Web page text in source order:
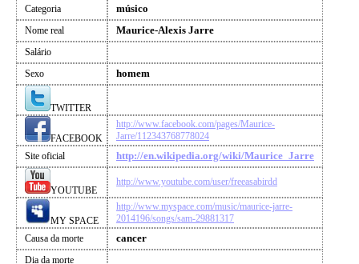
Categoria músico
Nome real Maurice-Alexis Jarre
Salário
Sexo
homem
TWITTER
FACEBOOK
http://www.facebook.com/pages/Maurice-
Jarre/112343768778024
Site oficial
http://en.wikipedia.org/wiki/Maurice_Jarre
YOUTUBE
http://www.youtube.com/user/freeasabirdd
MY SPACE
http://www.myspace.com/music/maurice-jarre-
2014196/songs/sam-29881317
Causa da morte
cancer
Dia da morte